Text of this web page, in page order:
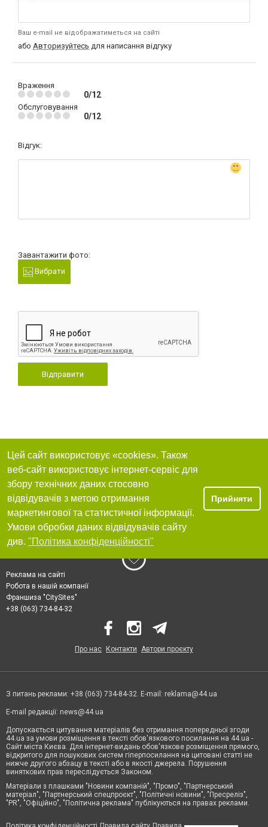
Ваш e-mail не відображатиметься на сайті
або Авторизуйтесь для написання відгуку
Враження
0/12
Обслуговування
0/12
Відгук:
Завантажити фото:
Вибрати
Відправити
Цей сайт використовує «cookies». Також
веб-сайт використовує інтернет-сервіс для
збору технічних даних стосовно
відвідувачів з метою отримання
маркетингової та статистичної інформації.
Умови обробки даних відвідувачів сайту
див. "Політика конфіденційності"
Прийняти
Реклама на сайті
Робота в нашій компанії
Франшиза "CitySites"
+38 (063) 734-84-32
Про нас Контакти Автори проєкту
З питань реклами: +38 (063) 734-84-32. E-mail: reklama@44.ua
E-mail редакції: news@44.ua
Допускається цитування матеріалів без отримання попередньої згоди
44.ua за умови розміщення в тексті обов'язкового посилання на 44.ua -
Сайт міста Києва. Для інтернет-видань обов'язкове розміщення прямого,
відкритого для пошукових систем гіперпосилання на цитовані статті не
нижче другого абзацу в тексті або в якості джерела. Порушення
виняткових прав переслідується Законом.
Матеріали з плашками "Новини компаній", "Промо", "Партнерський
матеріал", "Партнерський спецпроєкт", "Політичні новини", "Пресреліз",
"PR", "Офіційно", "Політична реклама" публікуються на правах реклами.